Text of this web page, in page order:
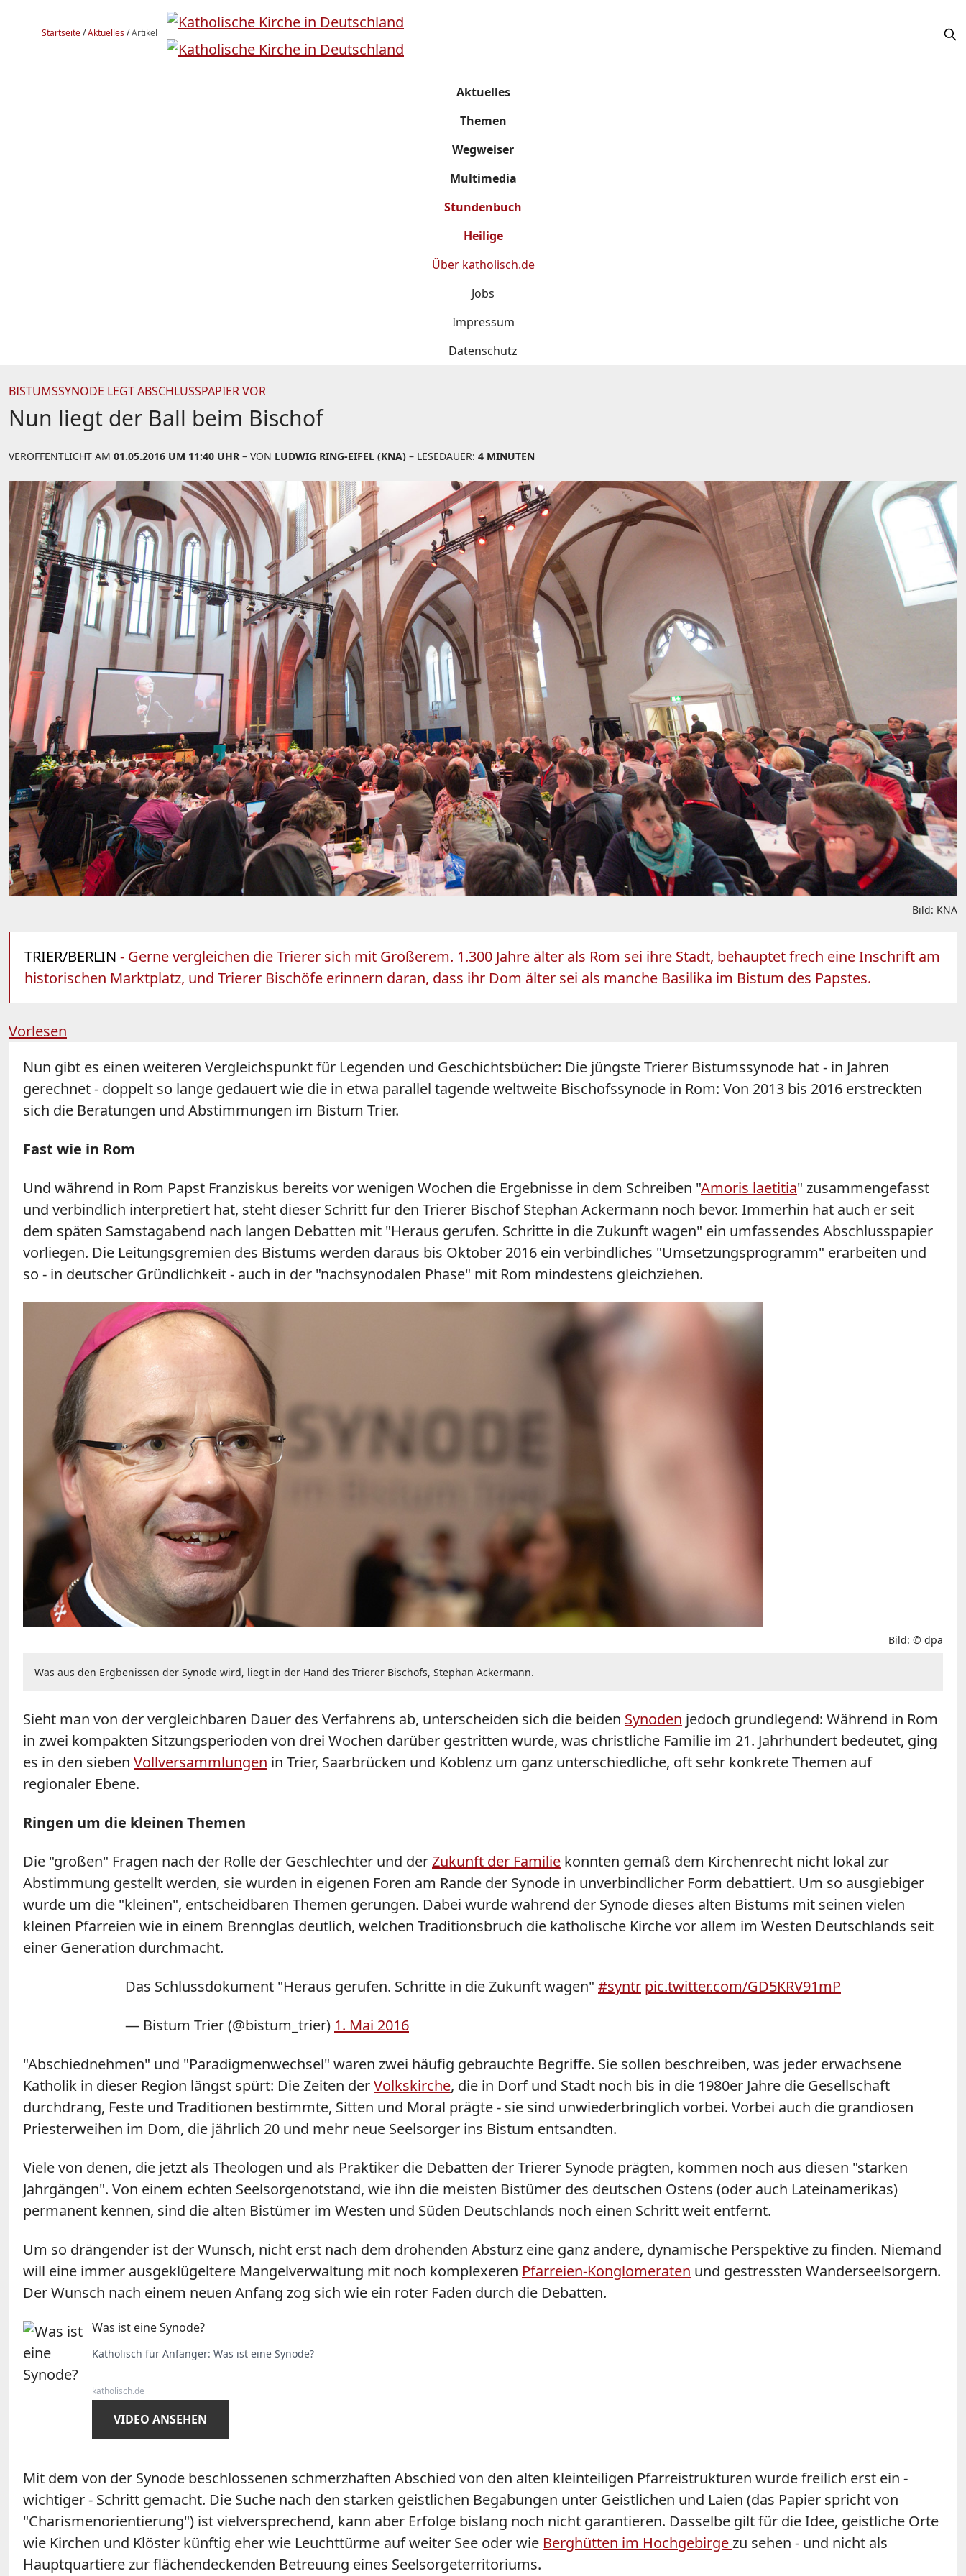
Startseite/Aktuelles/Artikel
Aktuelles
Themen
Wegweiser
Multimedia
Stundenbuch
Heilige
Über katholisch.de
Jobs
Impressum
Datenschutz
BISTUMSSYNODE LEGT ABSCHLUSSPAPIER VOR
Nun liegt der Ball beim Bischof
VERÖFFENTLICHT AM 01.05.2016 UM 11:40 UHR – VON LUDWIG RING-EIFEL (KNA) – LESEDAUER: 4 MINUTEN
Bild: KNA
TRIER/BERLIN - Gerne vergleichen die Trierer sich mit Größerem. 1.300 Jahre älter als Rom sei ihre Stadt, behauptet frech eine Inschrift am
historischen Marktplatz, und Trierer Bischöfe erinnern daran, dass ihr Dom älter sei als manche Basilika im Bistum des Papstes.
Vorlesen
Nun gibt es einen weiteren Vergleichspunkt für Legenden und Geschichtsbücher: Die jüngste Trierer Bistumssynode hat - in Jahren
gerechnet - doppelt so lange gedauert wie die in etwa parallel tagende weltweite Bischofssynode in Rom: Von 2013 bis 2016 erstreckten
sich die Beratungen und Abstimmungen im Bistum Trier.
Fast wie in Rom
Und während in Rom Papst Franziskus bereits vor wenigen Wochen die Ergebnisse in dem Schreiben "Amoris laetitia" zusammengefasst
und verbindlich interpretiert hat, steht dieser Schritt für den Trierer Bischof Stephan Ackermann noch bevor. Immerhin hat auch er seit
dem späten Samstagabend nach langen Debatten mit "Heraus gerufen. Schritte in die Zukunft wagen" ein umfassendes Abschlusspapier
vorliegen. Die Leitungsgremien des Bistums werden daraus bis Oktober 2016 ein verbindliches "Umsetzungsprogramm" erarbeiten und
so - in deutscher Gründlichkeit - auch in der "nachsynodalen Phase" mit Rom mindestens gleichziehen.
Bild: © dpa
Was aus den Ergbenissen der Synode wird, liegt in der Hand des Trierer Bischofs, Stephan Ackermann.
Sieht man von der vergleichbaren Dauer des Verfahrens ab, unterscheiden sich die beiden Synoden jedoch grundlegend: Während in Rom
in zwei kompakten Sitzungsperioden von drei Wochen darüber gestritten wurde, was christliche Familie im 21. Jahrhundert bedeutet, ging
es in den sieben Vollversammlungen in Trier, Saarbrücken und Koblenz um ganz unterschiedliche, oft sehr konkrete Themen auf
regionaler Ebene.
Ringen um die kleinen Themen
Die "großen" Fragen nach der Rolle der Geschlechter und derZukunft der Familie konnten gemäß dem Kirchenrecht nicht lokal zur
Abstimmung gestellt werden, sie wurden in eigenen Foren am Rande der Synode in unverbindlicher Form debattiert. Um so ausgiebiger
wurde um die "kleinen", entscheidbaren Themen gerungen. Dabei wurde während der Synode dieses alten Bistums mit seinen vielen
kleinen Pfarreien wie in einem Brennglas deutlich, welchen Traditionsbruch die katholische Kirche vor allem im Westen Deutschlands seit
einer Generation durchmacht.
Das Schlussdokument "Heraus gerufen. Schritte in die Zukunft wagen" #syntr pic.twitter.com/GD5KRV91mP
— Bistum Trier (@bistum_trier) 1. Mai 2016
"Abschiednehmen" und "Paradigmenwechsel" waren zwei häufig gebrauchte Begriffe. Sie sollen beschreiben, was jeder erwachsene
Katholik in dieser Region längst spürt: Die Zeiten derVolkskirche, die in Dorf und Stadt noch bis in die 1980er Jahre die Gesellschaft
durchdrang, Feste und Traditionen bestimmte, Sitten und Moral prägte - sie sind unwiederbringlich vorbei. Vorbei auch die grandiosen
Priesterweihen im Dom, die jährlich 20 und mehr neue Seelsorger ins Bistum entsandten.
Viele von denen, die jetzt als Theologen und als Praktiker die Debatten der Trierer Synode prägten, kommen noch aus diesen "starken
Jahrgängen". Von einem echten Seelsorgenotstand, wie ihn die meisten Bistümer des deutschen Ostens (oder auch Lateinamerikas)
permanent kennen, sind die alten Bistümer im Westen und Süden Deutschlands noch einen Schritt weit entfernt.
Um so drängender ist der Wunsch, nicht erst nach dem drohenden Absturz eine ganz andere, dynamische Perspektive zu finden. Niemand
will eine immer ausgeklügeltere Mangelverwaltung mit noch komplexeren Pfarreien-Konglomeraten und gestressten Wanderseelsorgern.
Der Wunsch nach einem neuen Anfang zog sich wie ein roter Faden durch die Debatten.
Was ist eine Synode?
Katholisch für Anfänger: Was ist eine Synode?
katholisch.de
VIDEO ANSEHEN
Mit dem von der Synode beschlossenen schmerzhaften Abschied von den alten kleinteiligen Pfarreistrukturen wurde freilich erst ein -
wichtiger - Schritt gemacht. Die Suche nach den starken geistlichen Begabungen unter Geistlichen und Laien (das Papier spricht von
"Charismenorientierung") ist vielversprechend, kann aber Erfolge bislang noch nicht garantieren. Dasselbe gilt für die Idee, geistliche Orte
wie Kirchen und Klöster künftig eher wie Leuchttürme auf weiter See oder wie Berghütten im Hochgebirgezu sehen - und nicht als
Hauptquartiere zur flächendeckenden Betreuung eines Seelsorgeterritoriums.